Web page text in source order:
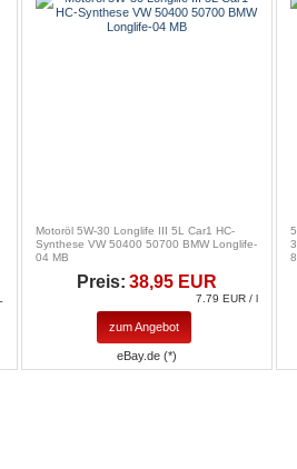
Motoröl 5W-30 Longlife III 5L Car1 HC-
Synthese VW 50400 50700 BMW Longlife-
04 MB
Preis: 38,95 EUR
7.79 EUR / l
zum Angebot
eBay.de (*)